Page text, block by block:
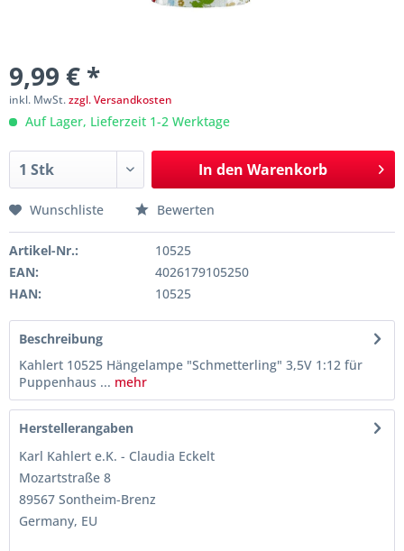
9,99 € *
inkl. MwSt.zzgl. Versandkosten
Auf Lager, Lieferzeit 1-2 Werktage
In den Warenkorb
Wunschliste Bewerten
Artikel-Nr.:
10525
EAN:
4026179105250
HAN:
10525
Beschreibung
Kahlert 10525 Hängelampe "Schmetterling" 3,5V 1:12 für
Puppenhaus ... mehr
Herstellerangaben
Karl Kahlert e.K. - Claudia Eckelt
Mozartstraße 8
89567 Sontheim-Brenz
Germany, EU